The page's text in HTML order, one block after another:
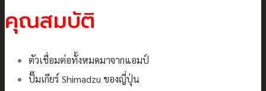
คุณสมบัติ
ตัวเชื่อมต่อทั้งหมดมาจากแอมป์
ปั๊มเกียร์ Shimadzu ของญี่ปุ่น